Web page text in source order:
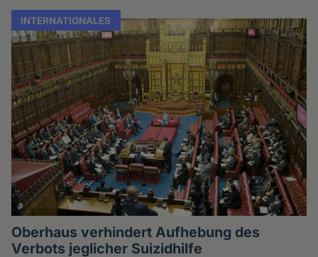
INTERNATIONALES
Oberhaus verhindert Aufhebung des
Verbots jeglicher Suizidhilfe